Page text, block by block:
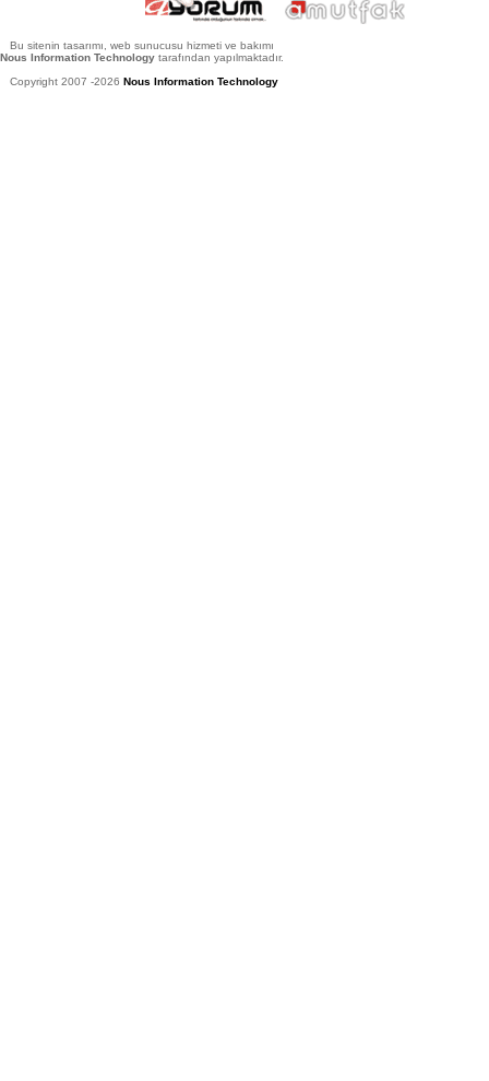
Bu sitenin tasarımı, web sunucusu hizmeti ve bakımı
Nous Information Technology tarafından yapılmaktadır.
Copyright 2007 -2026 Nous Information Technology